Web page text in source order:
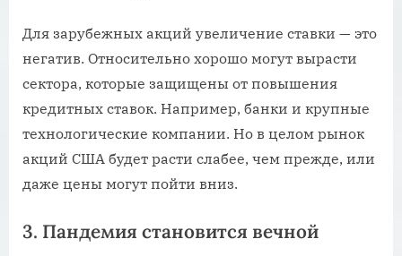
Для зарубежных акций увеличение ставки — это
негатив. Относительно хорошо могут вырасти
сектора, которые защищены от повышения
кредитных ставок. Например, банки и крупные
технологические компании. Но в целом рынок
акций США будет расти слабее, чем прежде, или
даже цены могут пойти вниз.
3. Пандемия становится вечной